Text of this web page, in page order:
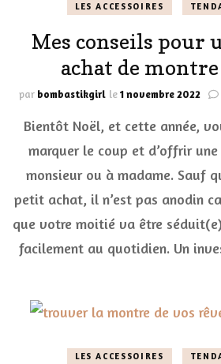
LES ACCESSOIRES
Mes conseils pour
achat de
par bombastikgirl le1 novembre 2022
Bientôt Noël, et cette année,
marquer le coup et d’offrir
monsieur ou à madame. Sauf
petit achat, il n’est pas anodin
que votre moitié va être
facilement au quotidien. Un
LES ACCESSOIRES